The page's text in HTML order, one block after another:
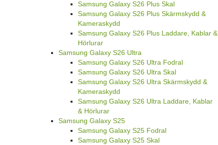
Samsung Galaxy S26 Plus Skal
Samsung Galaxy S26 Plus Skärmskydd &
Kameraskydd
Samsung Galaxy S26 Plus Laddare, Kablar &
Hörlurar
Samsung Galaxy S26 Ultra
Samsung Galaxy S26 Ultra Fodral
Samsung Galaxy S26 Ultra Skal
Samsung Galaxy S26 Ultra Skärmskydd &
Kameraskydd
Samsung Galaxy S26 Ultra Laddare, Kablar
& Hörlurar
Samsung Galaxy S25
Samsung Galaxy S25 Fodral
Samsung Galaxy S25 Skal